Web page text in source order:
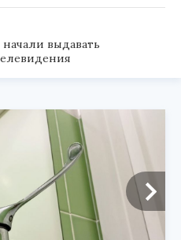
выдавать